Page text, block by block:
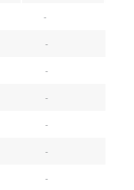
-
-
-
-
-
-
-